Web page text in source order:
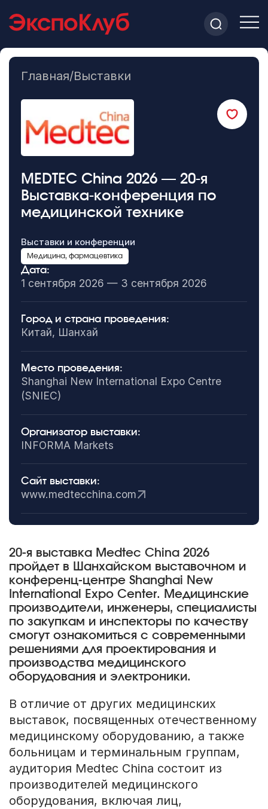
Главная/Выставки
MEDTEC China 2026 — 20-я
Выставка-конференция по
медицинской технике
Выставки и конференции
Медицина, фармацевтика
Дата:
1 сентября 2026 — 3 сентября 2026
Город и страна проведения:
Китай, Шанхай
Место проведения:
Shanghai New International Expo Centre
(SNIEC)
Организатор выставки:
INFORMA Markets
Сайт выставки:
www.medtecchina.com
20-я выставка Medtec China 2026
пройдет в Шанхайском выставочном и
конференц-центре Shanghai New
International Expo Center. Медицинские
производители, инженеры, специалисты
по закупкам и инспекторы по качеству
смогут ознакомиться с современными
решениями для проектирования и
производства медицинского
оборудования и электроники.
В отличие от других медицинских
выставок, посвященных отечественному
медицинскому оборудованию, а также
больницам и терминальным группам,
аудитория Medtec China состоит из
производителей медицинского
оборудования, включая лиц,